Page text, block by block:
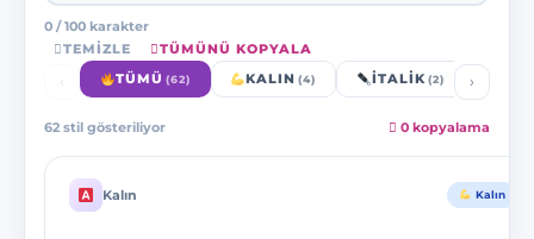
0 / 100 karakter
TEMIZLE
TÜMÜNÜ KOPYALA
‹ TÜMÜ (62) KALIN (4) İTALIK(2) ›
62 stil gösteriliyor 0 kopyalama
Kalın Kalın